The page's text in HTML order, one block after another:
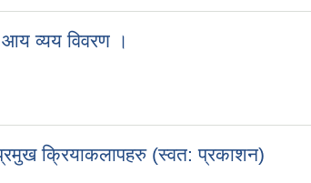
व्यय विवरण ।
क्रियाकलापहरु (स्वत: प्रकाशन)